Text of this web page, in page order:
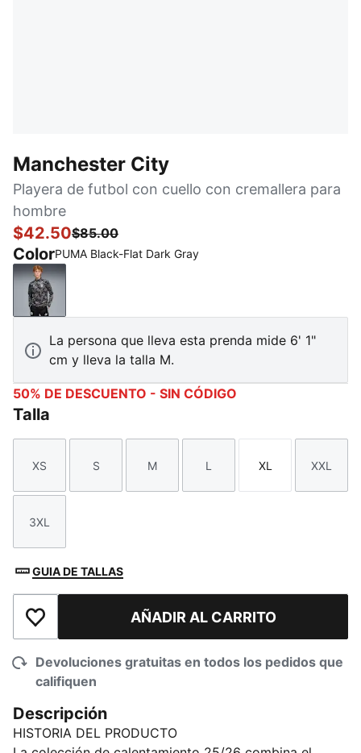
Manchester City
Playera de futbol con cuello con cremallera para
hombre
$42.50$85.00
ColorPUMA Black-Flat Dark Gray
PUMA Black-Flat Dark Gray
La persona que lleva esta prenda mide 6' 1"
cm y lleva la talla M.
50% DE DESCUENTO - SIN CÓDIGO
Talla
Talla
XS
Talla
S
Talla
M
Talla
L
Talla
XL
Talla
XXL
Talla
3XL
GUIA DE TALLAS
Añadir a la lista de deseosAÑADIR AL CARRITO
Devoluciones gratuitas en todos los pedidos que
califiquen
Descripción
HISTORIA DEL PRODUCTO